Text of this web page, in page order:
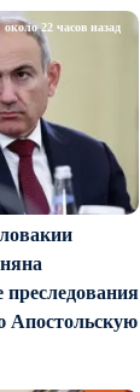
преследования
Апостольскую
около 22 часов назад